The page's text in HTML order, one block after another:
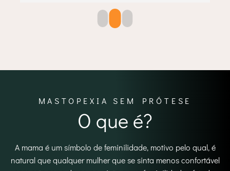
acompanhamento tem sido muito bom
tambem.Recomendo a Mymoment!
MASTOPEXIA SEM PRÓTESE
O que é?
A mama é um símbolo de feminilidade, motivo pelo qual, é
natural que qualquer mulher que se sinta menos confortável